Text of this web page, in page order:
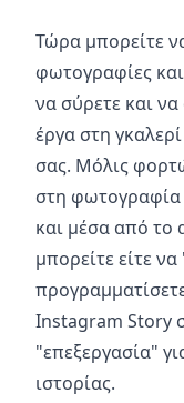
Τώρα μπορείτε
φωτογραφίες
να σύρετε και
έργα στη
σας. Μόλις
στη φωτογραφία
και μέσα από
μπορείτε είτε
Instagram Story
"επεξεργασία"
ιστορίας.